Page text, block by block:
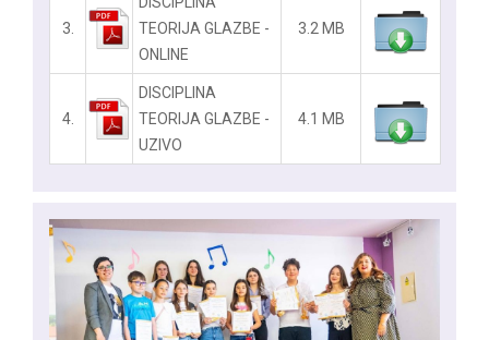
3.
TEORIJA GLAZBE -
ONLINE
3.2 MB
4.
DISCIPLINA
TEORIJA GLAZBE -
UZIVO
4.1 MB